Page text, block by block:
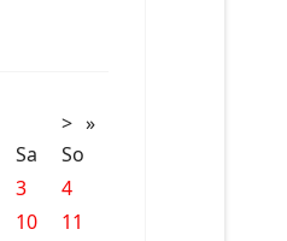
> »
Sa
So
3
4
10
11